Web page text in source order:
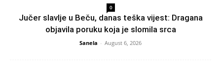
0
Jučer slavlje u Beču, danas teška vijest: Dragana
objavila poruku koja je slomila srca
Sanela - August 6, 2026